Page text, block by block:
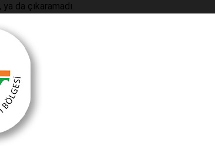
da çıkaramadı.
Başkan Meral Akşener bu kurultayla itibarını
il yönetiminde neler oluyor?
Başkanı Ahmet Aydın’ın kararları tek başına,
hiç toplamaması, en önemlisi de toplantı
geliyor.